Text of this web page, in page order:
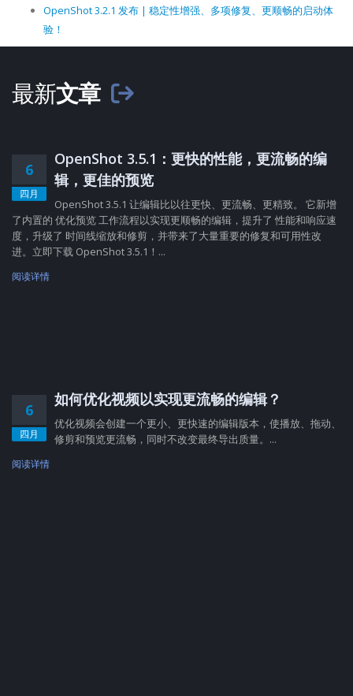
OpenShot 3.2.1 发布 | 稳定性增强、多项修复、更顺畅的启动体
验！
最新文章
6
四月
OpenShot 3.5.1：更快的性能，更流畅的编
辑，更佳的预览
OpenShot 3.5.1 让编辑比以往更快、更流畅、更精致。 它新增
了内置的 优化预览 工作流程以实现更顺畅的编辑，提升了 性能和响应速
度，升级了 时间线缩放和修剪，并带来了大量重要的修复和可用性改
进。立即下载 OpenShot 3.5.1！...
阅读详情
6
四月
如何优化视频以实现更流畅的编辑？
优化视频会创建一个更小、更快速的编辑版本，使播放、拖动、
修剪和预览更流畅，同时不改变最终导出质量。...
阅读详情